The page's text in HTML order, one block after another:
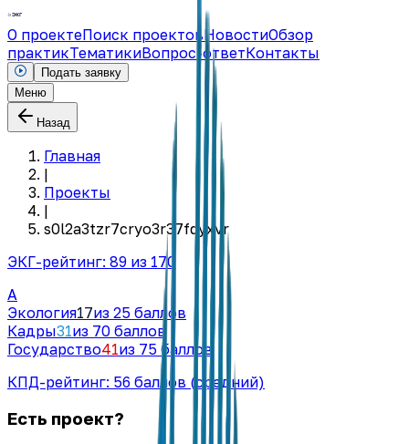
О проектеПоиск проектовНовостиОбзор
практикТематикиВопрос-ответКонтакты
Подать заявку
Меню
Назад
Главная
|
Проекты
|
s0l2a3tzr7cryo3r37fqyxvr
ЭКГ-рейтинг: 89 из 170
A
Экология17из 25 баллов
Кадры31из 70 баллов
Государство41из 75 баллов
КПД-рейтинг: 56 баллов (средний)
Есть проект?